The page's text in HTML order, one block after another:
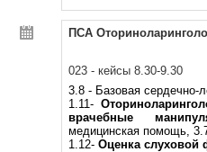
ПСА
023 - кейсы 8.30-9.30
3.8 - Базовая сердечно-
1.11-
врачебные
медицинская помощь,
1.12- Оценка слуховой